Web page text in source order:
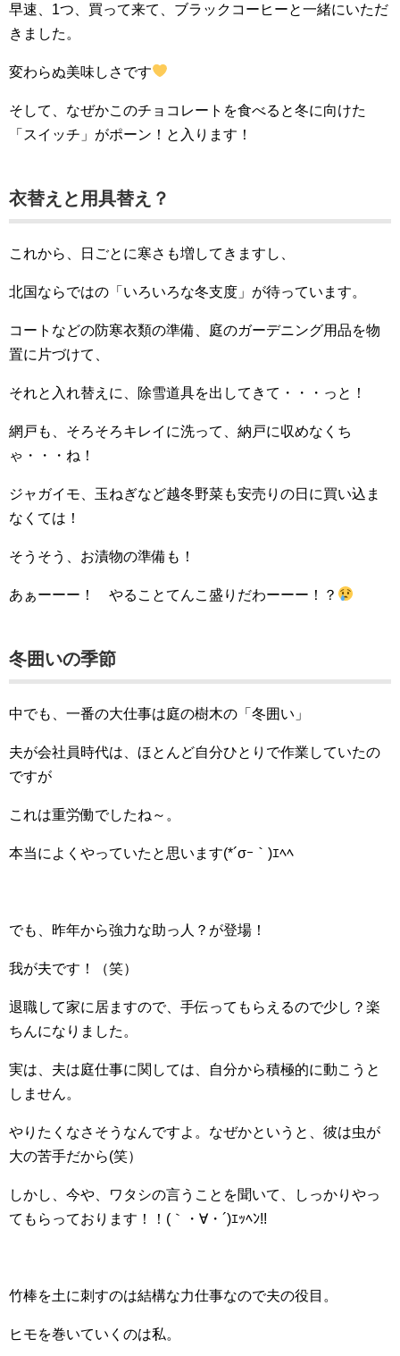
早速、1つ、買って来て、ブラックコーヒーと一緒にいただ
きました。
変わらぬ美味しさです
そして、なぜかこのチョコレートを食べると冬に向けた
「スイッチ」がポーン！と入ります！
衣替えと用具替え？
これから、日ごとに寒さも増してきますし、
北国ならではの「いろいろな冬支度」が待っています。
コートなどの防寒衣類の準備、庭のガーデニング用品を物
置に片づけて、
それと入れ替えに、除雪道具を出してきて・・・っと！
網戸も、そろそろキレイに洗って、納戸に収めなくち
ゃ・・・ね！
ジャガイモ、玉ねぎなど越冬野菜も安売りの日に買い込ま
なくては！
そうそう、お漬物の準備も！
あぁーーー！ やることてんこ盛りだわーーー！？
冬囲いの季節
中でも、一番の大仕事は庭の樹木の「冬囲い」
夫が会社員時代は、ほとんど自分ひとりで作業していたの
ですが
これは重労働でしたね～。
本当によくやっていたと思います(*´σｰ｀)ｴﾍﾍ
でも、昨年から強力な助っ人？が登場！
我が夫です！（笑）
退職して家に居ますので、手伝ってもらえるので少し？楽
ちんになりました。
実は、夫は庭仕事に関しては、自分から積極的に動こうと
しません。
やりたくなさそうなんですよ。なぜかというと、彼は虫が
大の苦手だから(笑）
しかし、今や、ワタシの言うことを聞いて、しっかりやっ
てもらっております！！(｀・∀・´)ｴｯﾍﾝ!!
竹棒を土に刺すのは結構な力仕事なので夫の役目。
ヒモを巻いていくのは私。